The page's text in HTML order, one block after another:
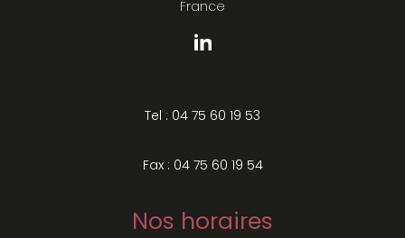
France
Tel : 04 75 60 19 53
Fax : 04 75 60 19 54
Nos horaires